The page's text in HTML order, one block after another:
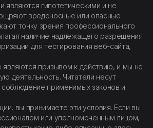
являются гипотетическими и не
вредоносные или опасные
точку зрения профессионального
наличие надлежащего разрешения
для тестирования веб-сайта,
являются призывом к действию, и мы не
деятельность. Читатели несут
соблюдение применимых законов и
вы принимаете эти условия. Если вы
или уполномоченным лицом,